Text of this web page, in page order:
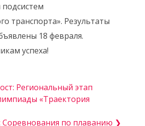
подсистем
транспорта». Результаты
18 февраля.
успеха!
Региональный этап
«Траектория
по плаванию ❯